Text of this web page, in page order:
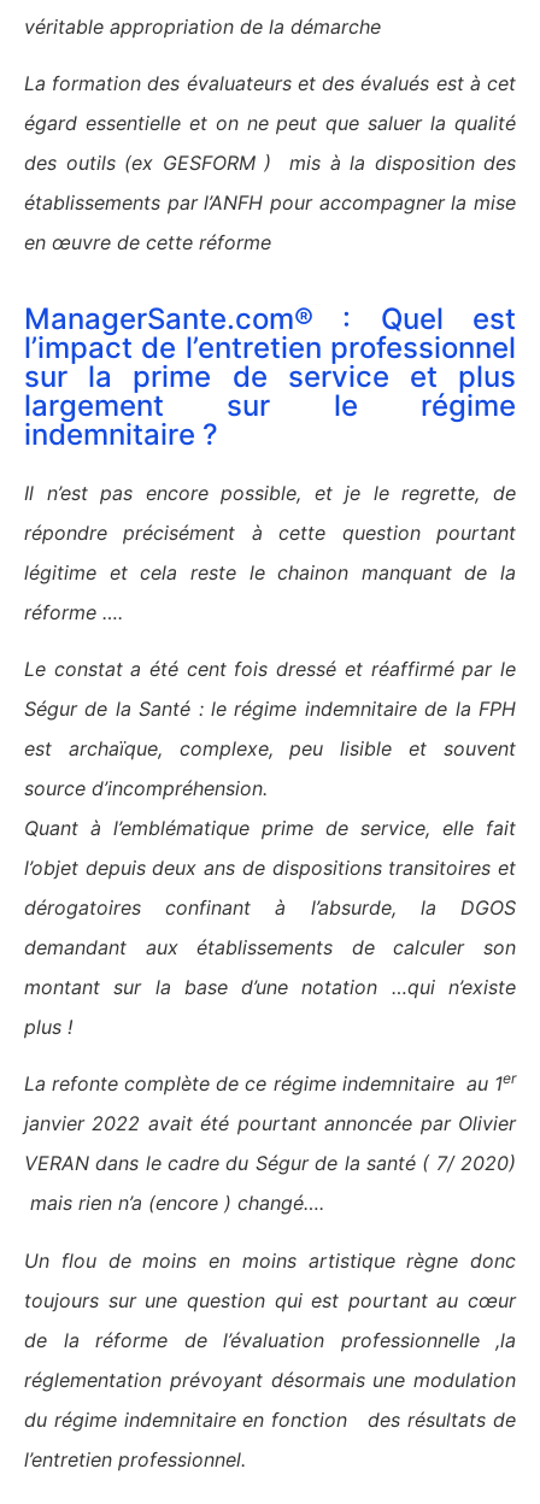
véritable appropriation de la démarche
La formation des évaluateurs et des évalués est à cet
égard essentielle et on ne peut que saluer la qualité
des outils (ex GESFORM ) mis à la disposition des
établissements par l’ANFH pour accompagner la mise
en œuvre de cette réforme
ManagerSante.com® : Quel est
l’impact de l’entretien professionnel
sur la prime de service et plus
largement sur le régime
indemnitaire ?
Il n’est pas encore possible, et je le regrette, de
répondre précisément à cette question pourtant
légitime et cela reste le chainon manquant de la
réforme ….
Le constat a été cent fois dressé et réaffirmé par le
Ségur de la Santé : le régime indemnitaire de la FPH
est archaïque, complexe, peu lisible et souvent
source d’incompréhension.
Quant à l’emblématique prime de service, elle fait
l’objet depuis deux ans de dispositions transitoires et
dérogatoires confinant à l’absurde, la DGOS
demandant aux établissements de calculer son
montant sur la base d’une notation …qui n’existe
plus !
La refonte complète de ce régime indemnitaire au 1er
janvier 2022 avait été pourtant annoncée par Olivier
VERAN dans le cadre du Ségur de la santé ( 7/ 2020)
mais rien n’a (encore ) changé….
Un flou de moins en moins artistique règne donc
toujours sur une question qui est pourtant au cœur
de la réforme de l’évaluation professionnelle ,la
réglementation prévoyant désormais une modulation
du régime indemnitaire en fonction des résultats de
l’entretien professionnel.